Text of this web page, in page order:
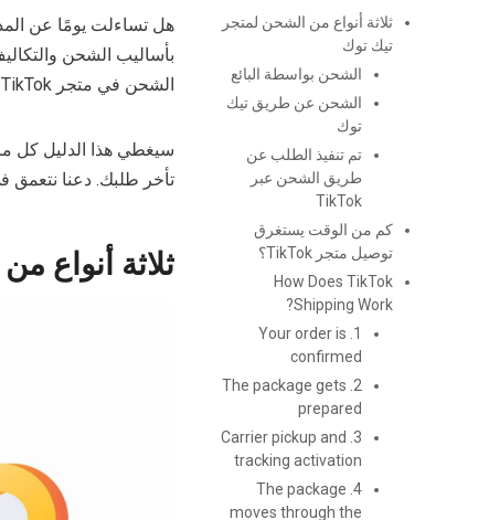
ثلاثة أنواع من الشحن لمتجر
تيك توك
الشحن بواسطة البائع
الشحن عن طريق تيك
توك
تم تنفيذ الطلب عن
طريق الشحن عبر
TikTok
كم من الوقت يستغرق
توصيل متجر TikTok؟
How Does TikTok
Shipping Work?
1. Your order is
confirmed
2. The package gets
prepared
3. Carrier pickup and
tracking activation
4. The package
moves through the
هل تساءلت يومًا عن
بأساليب الشحن
الشحن في متجر TikTok يمكن أن يوفر لك الوقت والصداع المحتمل.
سيغطي هذا الدليل كل
تأخر طلبك. دعنا نتعمق
ثلاثة أنواع